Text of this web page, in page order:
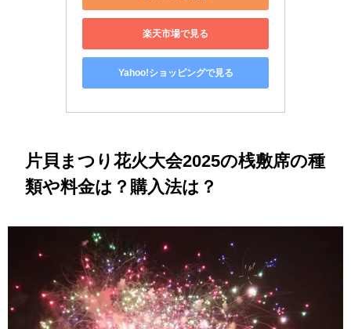
楽天市場で見る
Yahoo!ショッピングで見る
片貝まつり花火大会2025の桟敷席の種
類や料金は？購入法は？